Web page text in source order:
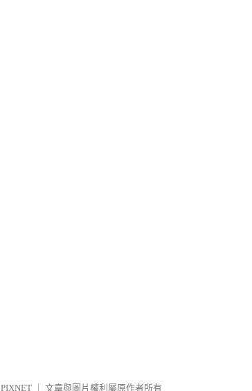
PIXNET 文章與圖片權利屬原作者所有